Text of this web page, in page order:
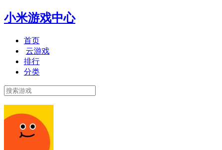
小米游戏中心
首页
云游戏
排行
分类